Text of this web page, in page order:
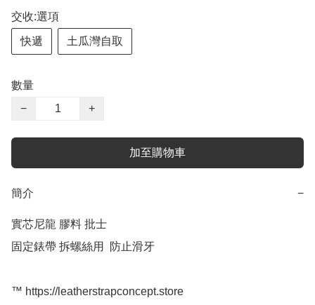
交收:選項
快遞 土瓜灣自取
數量
−
+
加至購物車
簡介 −
實芯尼龍 膠料 批士
固定錶帶 拆螺絲用  防止滑牙
™️ https://leatherstrapconcept.store